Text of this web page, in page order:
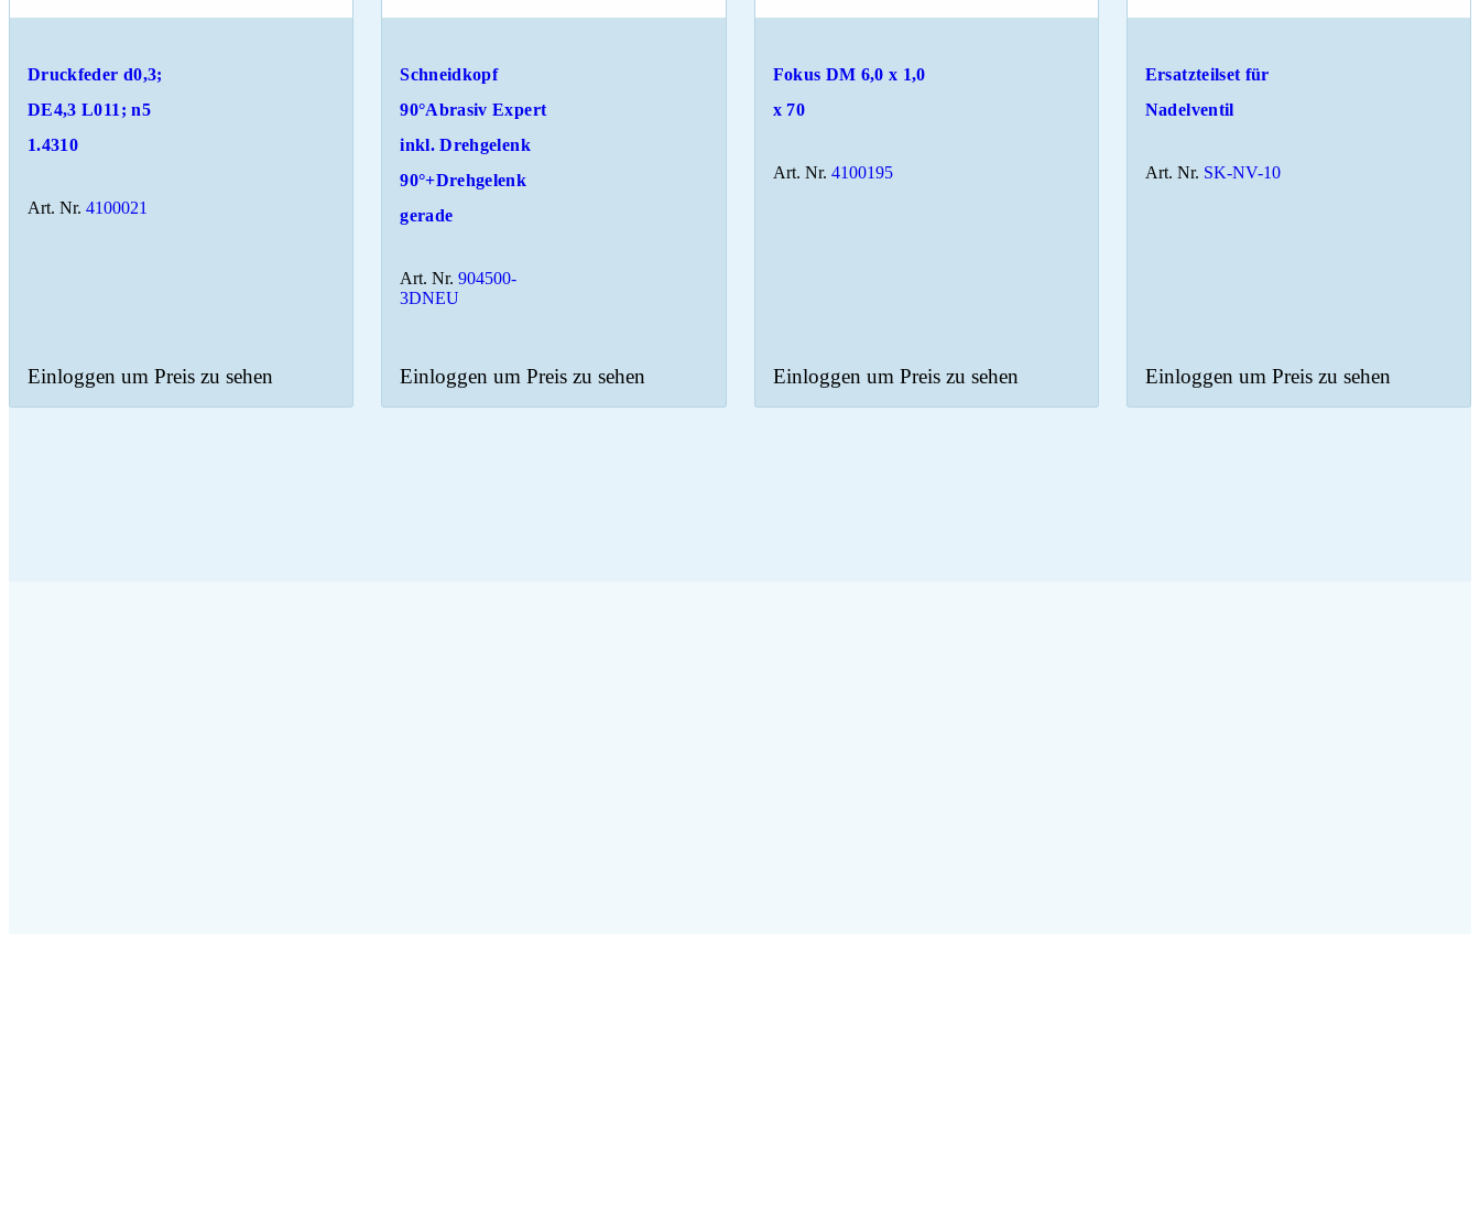
Druckfeder d0,3;
DE4,3 L011; n5
1.4310
Art. Nr. 4100021
Einloggen um Preis zu sehen
Schneidkopf
90°Abrasiv Expert
inkl. Drehgelenk
90°+Drehgelenk
gerade
Art. Nr. 904500-
3DNEU
Einloggen um Preis zu sehen
Fokus DM 6,0 x 1,0
x 70
Art. Nr. 4100195
Einloggen um Preis zu sehen
Ersatzteilset für
Nadelventil
Art. Nr. SK-NV-10
Einloggen um Preis zu sehen